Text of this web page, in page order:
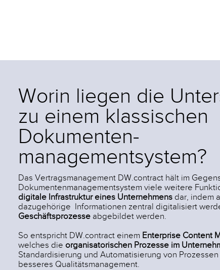
Worin liegen die
zu einem klassischen
Dokumenten-
managementsystem?
Das Vertragsmanagement DW.contract hält im
Dokumentenmanagementsystem viele weitere
digitale Infrastruktur eines Unternehmens dar, indem
dazugehörige Informationen zentral digitalisiert
Geschäftsprozesse abgebildet werden.
So entspricht DW.contract einem Enterprise Content
welches die organisatorischen Prozesse im
Standardisierung und Automatisierung von
besseres Qualitätsmanagement.